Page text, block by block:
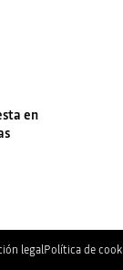
en
legalPolítica de